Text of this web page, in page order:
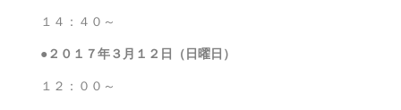
１４：４０～
●２０１７年３ 月１２日（日曜日）
１２：００～